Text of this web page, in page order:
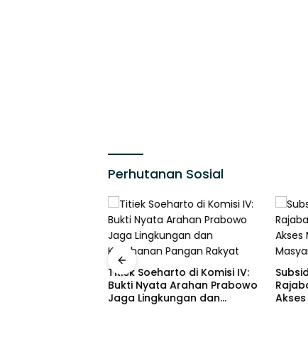
Perhutanan Sosial
Titiek Soeharto di Komisi IV:
Bukti Nyata Arahan Prabowo
Jaga Lingkungan dan